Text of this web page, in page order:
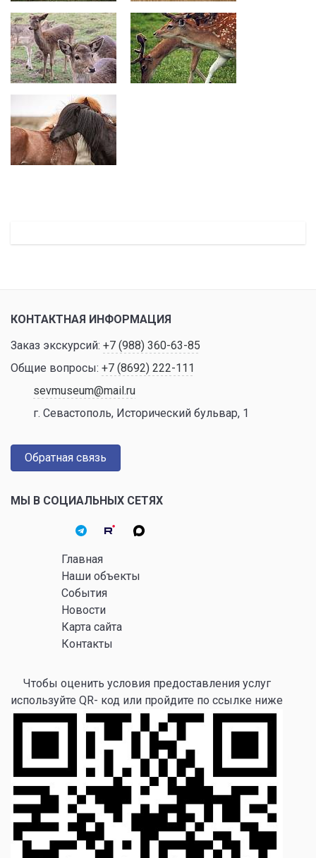
КОНТАКТНАЯ ИНФОРМАЦИЯ
Заказ экскурсий: +7 (988) 360-63-85
Общие вопросы: +7 (8692) 222-111
sevmuseum@mail.ru
г. Севастополь, Исторический бульвар, 1
Обратная связь
МЫ В СОЦИАЛЬНЫХ СЕТЯХ
Главная
Наши объекты
События
Новости
Карта сайта
Контакты
Чтобы оценить условия предоставления услуг
используйте QR- код или пройдите по ссылке ниже